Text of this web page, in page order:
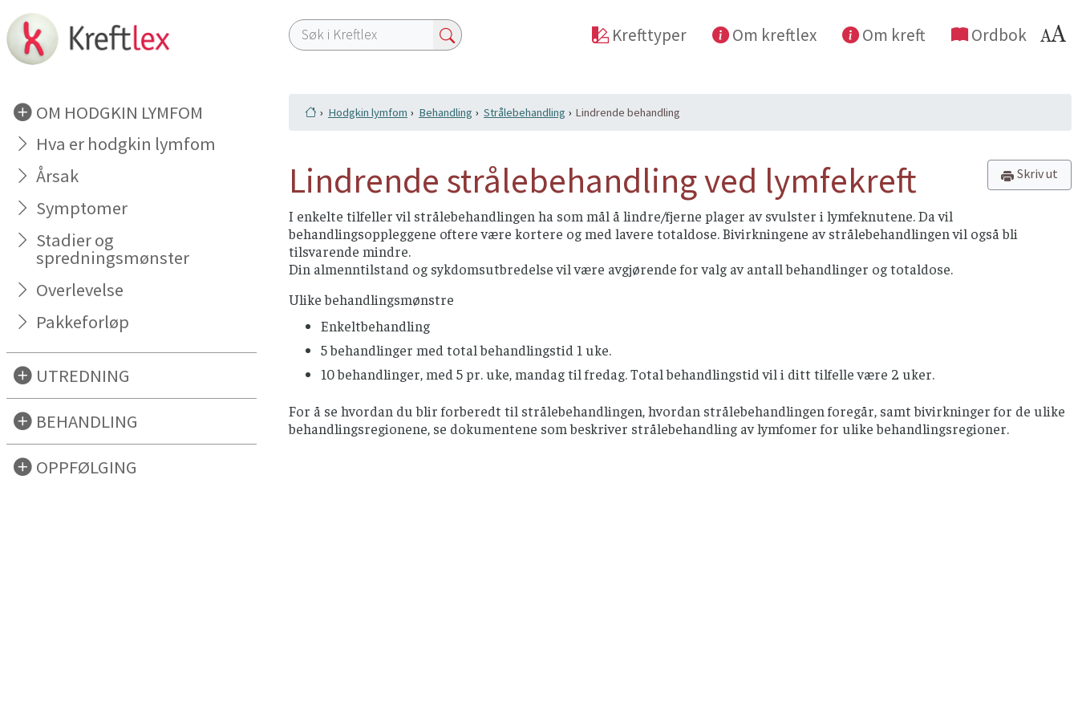
OM HODGKIN LYMFOM
Hva er hodgkin lymfom
Årsak
Symptomer
Stadier og
spredningsmønster
Overlevelse
Pakkeforløp
UTREDNING
BEHANDLING
OPPFØLGING
Krefttyper Om kreftlex Om kreft Ordbok
Hodgkin lymfom Behandling Strålebehandling Lindrende behandling
Skriv ut
Lindrende strålebehandling ved lymfekreft
I enkelte tilfeller vil strålebehandlingen ha som mål å lindre/fjerne plager av svulster i lymfeknutene. Da vil
behandlingsoppleggene oftere være kortere og med lavere totaldose. Bivirkningene av strålebehandlingen vil også bli
tilsvarende mindre.
Din almenntilstand og sykdomsutbredelse vil være avgjørende for valg av antall behandlinger og totaldose.
Ulike behandlingsmønstre
Enkeltbehandling
5 behandlinger med total behandlingstid 1 uke.
10 behandlinger, med 5 pr. uke, mandag til fredag. Total behandlingstid vil i ditt tilfelle være 2 uker.
For å se hvordan du blir forberedt til strålebehandlingen, hvordan strålebehandlingen foregår, samt bivirkninger for de ulike
behandlingsregionene, se dokumentene som beskriver strålebehandling av lymfomer for ulike behandlingsregioner.